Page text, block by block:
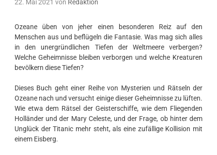
22. Mai 2021 von Redaktion
Ozeane üben von jeher einen besonderen Reiz auf den
Menschen aus und beflügeln die Fantasie. Was mag sich alles
in den unergründlichen Tiefen der Weltmeere verbergen?
Welche Geheimnisse bleiben verborgen und welche Kreaturen
bevölkern diese Tiefen?
Dieses Buch geht einer Reihe von Mysterien und Rätseln der
Ozeane nach und versucht einige dieser Geheimnisse zu lüften.
Wie etwa dem Rätsel der Geisterschiffe, wie dem Fliegenden
Holländer und der Mary Celeste, und der Frage, ob hinter dem
Unglück der Titanic mehr steht, als eine zufällige Kollision mit
einem Eisberg.